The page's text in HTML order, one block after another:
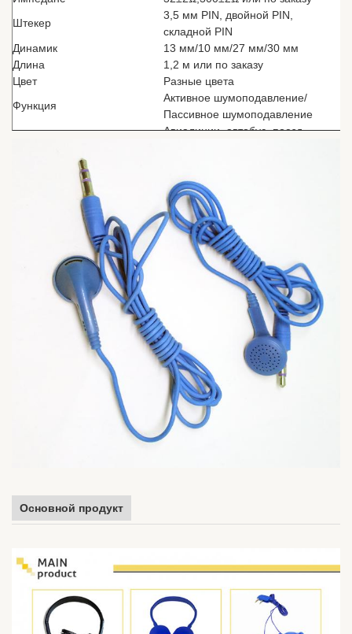
Штекер
3,5 мм PIN, двойной PIN,
складной PIN
Динамик
13 мм/10 мм/27 мм/30 мм
Длина
1,2 м или по заказу
Цвет
Разные цвета
Функция
Активное шумоподавление/
Пассивное шумоподавление
Использование
Авиалинии, автобус, поезд,
аудиогида, мобильный телефон...
ISO9001, ISO14001 и GB/T280
Основной продукт